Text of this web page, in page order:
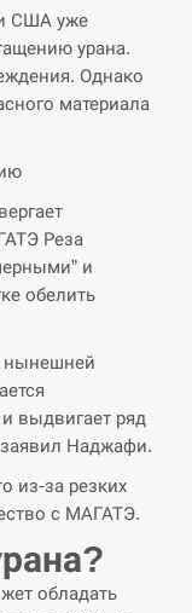
для
для
объекты…
10 тисяч…
США уже
урана.
Однако
материала
Реза
и
обелить
нынешней
выдвигает ряд
заявил Наджафи.
из-за резких
с МАГАТЭ.
обладать